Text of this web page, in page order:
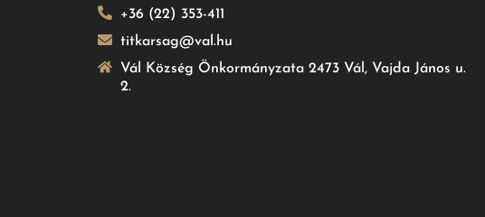
+36 (22) 353-411
titkarsag@val.hu
Vál Község Önkormányzata 2473 Vál, Vajda János u.
2.